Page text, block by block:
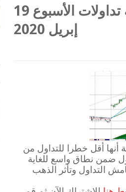
بالفيديو تحليل الأسواق قبل بداية تداولات الأسبوع 19
إبريل 2020
أنها أقل خطرا للتداول من
ضمن نطاق واسع للغاية
التداول وتأثر الذهب